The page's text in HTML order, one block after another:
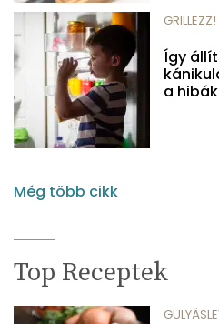
GRILLEZZ!
Így
a
Még több cikk
Top Receptek